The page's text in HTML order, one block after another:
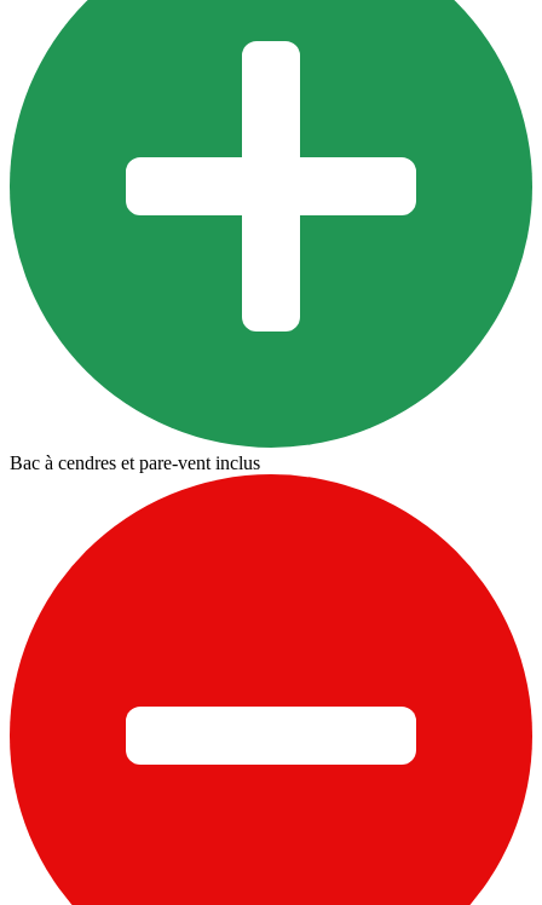
Bac à cendres et pare-vent inclus